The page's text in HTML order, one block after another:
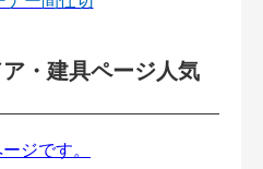
・建具ページ人気